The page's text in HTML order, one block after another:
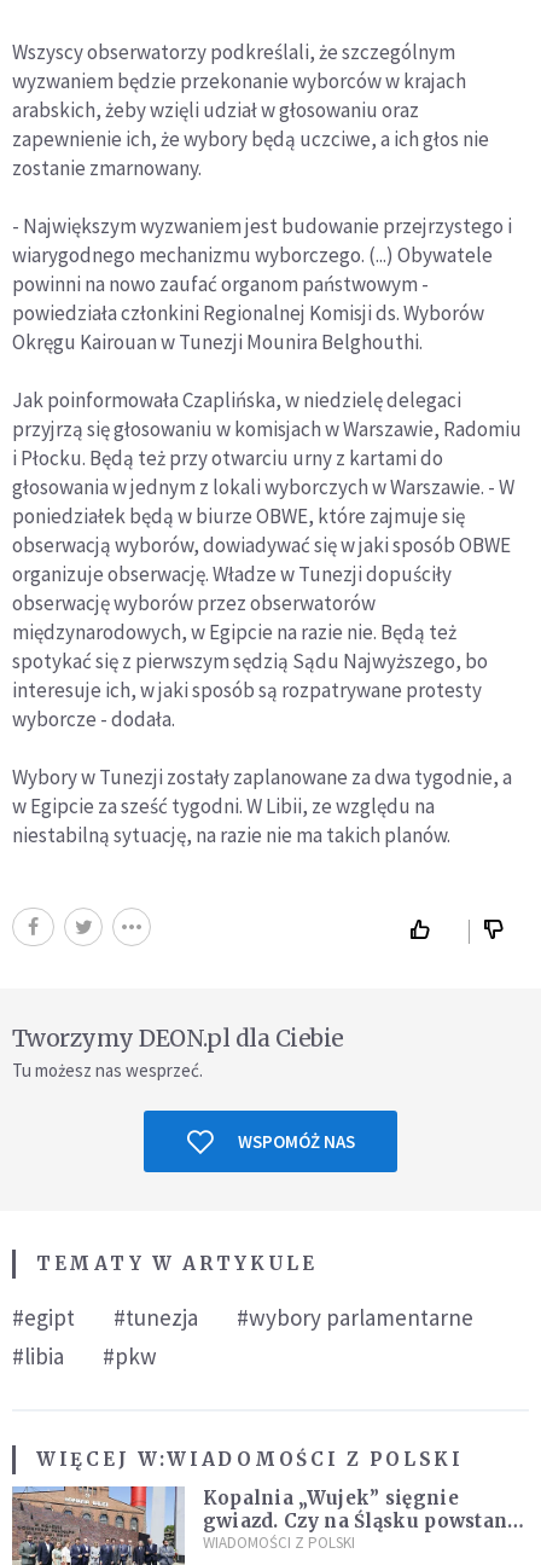
Wszyscy obserwatorzy podkreślali, że szczególnym
wyzwaniem będzie przekonanie wyborców w krajach
arabskich, żeby wzięli udział w głosowaniu oraz
zapewnienie ich, że wybory będą uczciwe, a ich głos nie
zostanie zmarnowany.
- Największym wyzwaniem jest budowanie przejrzystego i
wiarygodnego mechanizmu wyborczego. (...) Obywatele
powinni na nowo zaufać organom państwowym -
powiedziała członkini Regionalnej Komisji ds. Wyborów
Okręgu Kairouan w Tunezji Mounira Belghouthi.
Jak poinformowała Czaplińska, w niedzielę delegaci
przyjrzą się głosowaniu w komisjach w Warszawie, Radomiu
i Płocku. Będą też przy otwarciu urny z kartami do
głosowania w jednym z lokali wyborczych w Warszawie. - W
poniedziałek będą w biurze OBWE, które zajmuje się
obserwacją wyborów, dowiadywać się w jaki sposób OBWE
organizuje obserwację. Władze w Tunezji dopuściły
obserwację wyborów przez obserwatorów
międzynarodowych, w Egipcie na razie nie. Będą też
spotykać się z pierwszym sędzią Sądu Najwyższego, bo
interesuje ich, w jaki sposób są rozpatrywane protesty
wyborcze - dodała.
Wybory w Tunezji zostały zaplanowane za dwa tygodnie, a
w Egipcie za sześć tygodni. W Libii, ze względu na
niestabilną sytuację, na razie nie ma takich planów.
Tworzymy DEON.pl dla Ciebie
Tu możesz nas wesprzeć.
WSPOMÓŻ NAS
TEMATY W ARTYKULE
#egipt #tunezja
#wybory parlamentarne
#libia
#pkw
WIĘCEJ W:WIADOMOŚCI Z POLSKI
Kopalnia „Wujek” sięgnie
gwiazd. Czy na Śląsku powstanie
„Dolina Krzemowa”?
WIADOMOŚCI Z POLSKI